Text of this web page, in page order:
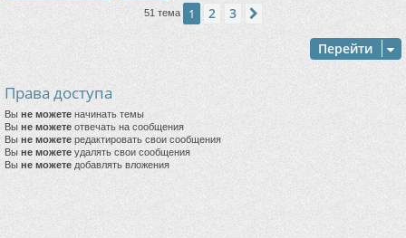
51 тема 1 2 3
Перейти
Права доступа
Вы не можете начинать темы
Вы не можете отвечать на сообщения
Вы не можете редактировать свои сообщения
Вы не можете удалять свои сообщения
Вы не можете добавлять вложения